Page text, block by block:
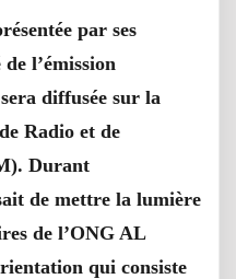
par ses
l’émission
diffusée sur la
Radio et de
Durant
de mettre la lumière
de l’ONG AL
qui consiste